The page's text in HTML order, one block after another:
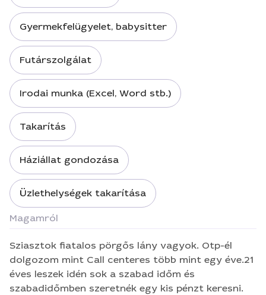
Gyermekfelügyelet, babysitter
Futárszolgálat
Irodai munka (Excel, Word stb.)
Takarítás
Háziállat gondozása
Üzlethelységek takarítása
Magamról
Sziasztok fiatalos pörgős lány vagyok. Otp-él
dolgozom mint Call centeres több mint egy éve.21
éves leszek idén sok a szabad időm és
szabadidőmben szeretnék egy kis pénzt keresni.